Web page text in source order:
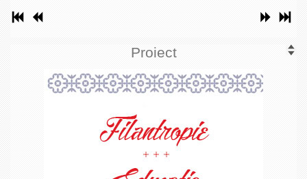
Proiect